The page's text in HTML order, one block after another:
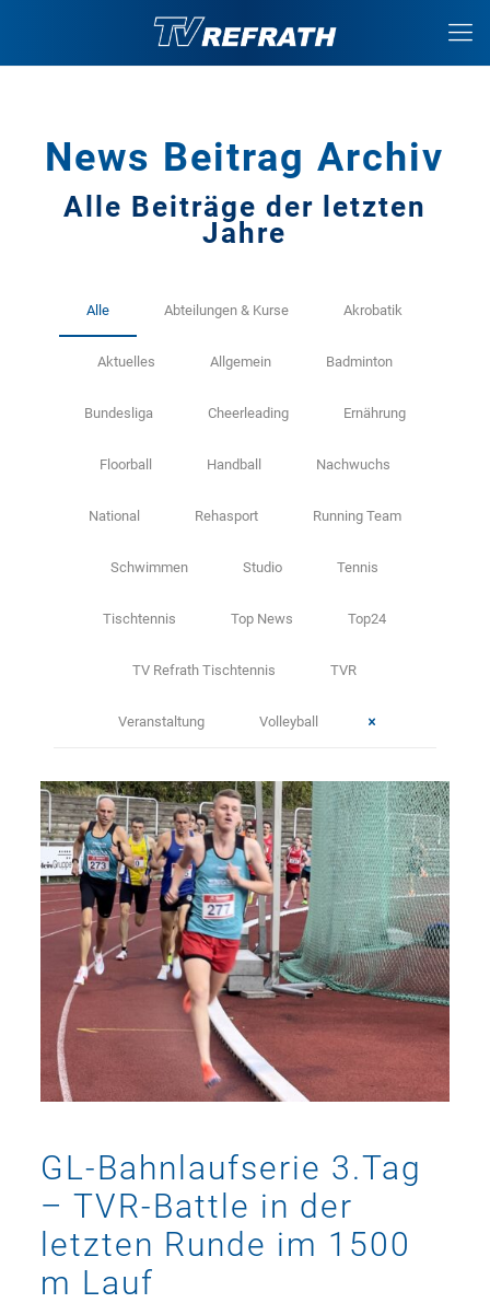
News Beitrag Archiv
Alle Beiträge der letzten
Jahre
Alle Abteilungen & Kurse Akrobatik
Aktuelles Allgemein Badminton
Bundesliga Cheerleading Ernährung
Floorball Handball Nachwuchs
National Rehasport Running Team
Schwimmen Studio Tennis
Tischtennis Top News Top24
TV Refrath Tischtennis TVR
Veranstaltung Volleyball
GL-Bahnlaufserie 3.Tag
– TVR-Battle in der
letzten Runde im 1500
m Lauf